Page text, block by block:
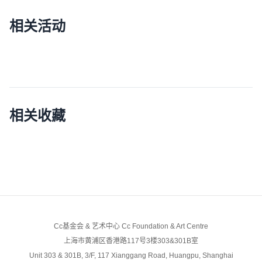
相关活动
相关收藏
Cc基金会 & 艺术中心 Cc Foundation & Art Centre
上海市黄浦区香港路117号3楼303&301B室
Unit 303 & 301B, 3/F, 117 Xianggang Road, Huangpu, Shanghai